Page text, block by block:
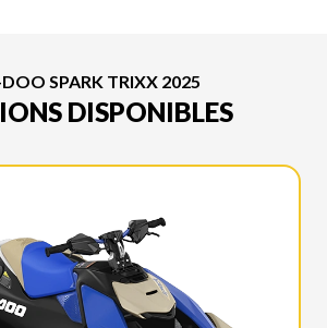
DOO SPARK TRIXX 2025
DISPONIBLES